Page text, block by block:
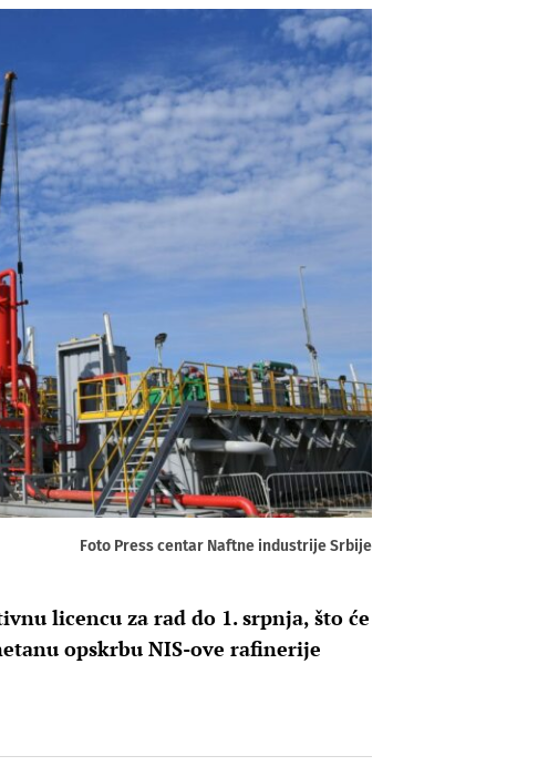
Foto Press centar Naftne industrije Srbije
licencu za rad do 1. srpnja, što će
opskrbu NIS-ove rafinerije